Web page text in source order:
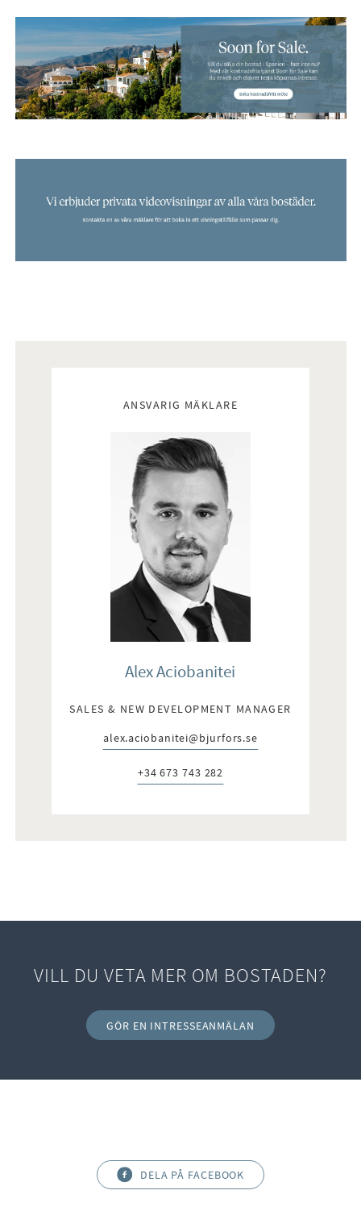
ANSVARIG MÄKLARE
Alex Aciobanitei
SALES & NEW DEVELOPMENT MANAGER
E-post:
alex.aciobanitei@bjurfors.se
Telefon:
+34 673 743 282
VILL DU VETA MER OM BOSTADEN?
GÖR EN INTRESSEANMÄLAN
DELA PÅ FACEBOOK